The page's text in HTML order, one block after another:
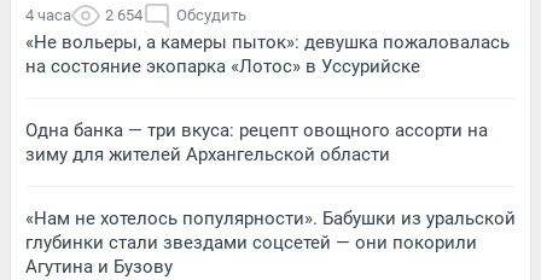
4 часа 2 654 Обсудить
«Не вольеры, а камеры пыток»: девушка пожаловалась
на состояние экопарка «Лотос» в Уссурийске
Одна банка — три вкуса: рецепт овощного ассорти на
зиму для жителей Архангельской области
«Нам не хотелось популярности». Бабушки из уральской
глубинки стали звездами соцсетей — они покорили
Агутина и Бузову